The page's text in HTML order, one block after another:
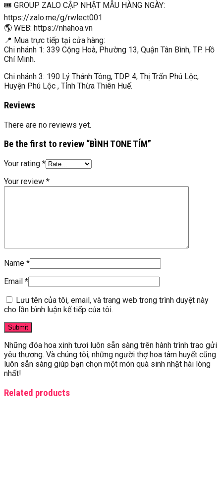
🎟 GROUP ZALO CẬP NHẬT MẪU HÀNG NGÀY:
https://zalo.me/g/rwlect001
🌎 WEB: https://nhahoa.vn
📍 Mua trực tiếp tại cửa hàng:
Chi nhánh 1: 339 Cộng Hoà, Phường 13, Quận Tân Bình, TP. Hồ
Chí Minh.
Chi nhánh 3: 190 Lý Thánh Tông, TDP 4, Thị Trấn Phú Lộc,
Huyện Phú Lộc , Tỉnh Thừa Thiên Huế.
Reviews
There are no reviews yet.
Be the first to review “BÌNH TONE TÍM”
Your rating *
Your review *
Name *
Email *
Lưu tên của tôi, email, và trang web trong trình duyệt này
cho lần bình luận kế tiếp của tôi.
Những đóa hoa xinh tươi luôn sẵn sàng trên hành trình trao gửi
yêu thương. Và chúng tôi, những người thợ hoa tâm huyết cũng
luôn sẵn sàng giúp bạn chọn một món quà sinh nhật hài lòng
nhất!
Related products